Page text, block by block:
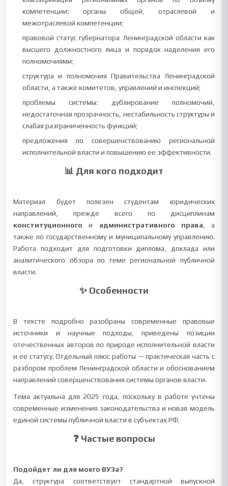
компетенции: органы общей, отраслевой и
межотраслевой компетенции;
правовой статус губернатора Ленинградской области как
высшего должностного лица и порядок наделения его
полномочиями;
структура и полномочия Правительства Ленинградской
области, а также комитетов, управлений и инспекций;
проблемы системы: дублирование полномочий,
недостаточная прозрачность, нестабильность структуры и
слабая разграниченность функций;
предложения по совершенствованию региональной
исполнительной власти и повышению ее эффективности.
📊 Для кого подходит
Материал будет полезен студентам юридических
направлений, прежде всего по дисциплинам
конституционного и административного права , а
также по государственному и муниципальному управлению.
Работа подходит для подготовки диплома, доклада или
аналитического обзора по теме региональной публичной
власти.
✨ Особенности
В тексте подробно разобраны современные правовые
источники и научные подходы, приведены позиции
отечественных авторов по природе исполнительной власти
и ее статусу. Отдельный плюс работы — практическая часть с
разбором проблем Ленинградской области и обоснованием
направлений совершенствования системы органов власти.
Тема актуальна для 2025 года, поскольку в работе учтены
современные изменения законодательства и новая модель
единой системы публичной власти в субъектах РФ.
❓ Частые вопросы
Подойдет ли для моего ВУЗа?
Да, структура соответствует стандартной выпускной